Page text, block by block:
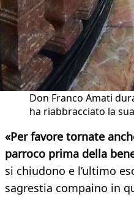
Don Franco Amati
ha riabbracciato la
«Per favore tornate
parroco prima della
si chiudono e l’ultimo
sagrestia compaino in